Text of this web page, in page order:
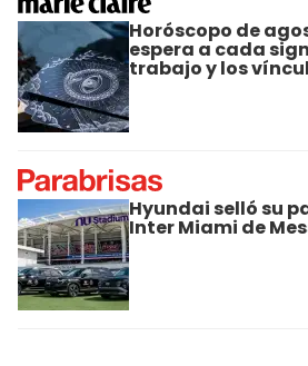
Horóscopo de
espera a cada
trabajo y los
Hyundai selló su
Inter Miami de